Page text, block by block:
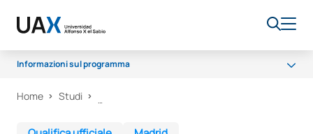
Informazioni sul programma
Perché UAX
Home Studi